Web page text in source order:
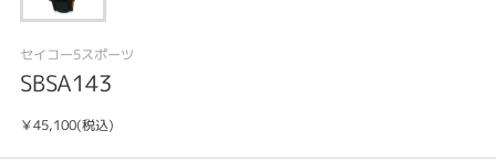
セイコー5スポーツ
SBSA143
￥45,100(税込)